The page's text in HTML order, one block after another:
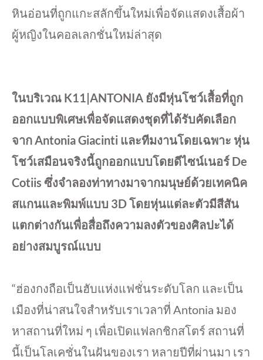
หินอ่อนที่ถูกแกะสลักขึ้นใหม่เพื่อจัดแสดงเสื้อผ้า
ผู้หญิงในคอลเลกชั่นใหม่ล่าสุด
ในบริเวณ K11|ANTONIA ยังมีหุ่นโชว์เสื้อที่ถูก
ออกแบบพิเศษเพื่อจัดแสดงชุดที่ได้รับคัดเลือก
จาก Antonia Giacinti และทีมงานโดยเฉพาะ หุ่น
โชว์เสมือนจริงนี้ถูกออกแบบโดยดีไซน์เนอร์ De
Cotiis ซึ่งจำลองท่าทางมาจากมนุษย์ด้วยเทคนิค
สแกนและพิมพ์แบบ 3D โดยหุ่นแต่ละตัวมีสีสัน
แตกต่างกันเพื่อสื่อถึงความลงตัวของศิลปะได้
อย่างสมบูรณ์แบบ
“ฮ่องกงถือเป็นฮับแห่งแฟชั่นระดับโลก และเป็น
เมืองที่น่าสนใจสำหรับเราเวลาที่ Antonia มอง
หาสถานที่ใหม่ ๆ เพื่อเปิดแฟลกชิกสโตร์ สถานที่
นี้เป็นโลเคชั่นในฝันของเรา หลายปีที่ผ่านมา เรา